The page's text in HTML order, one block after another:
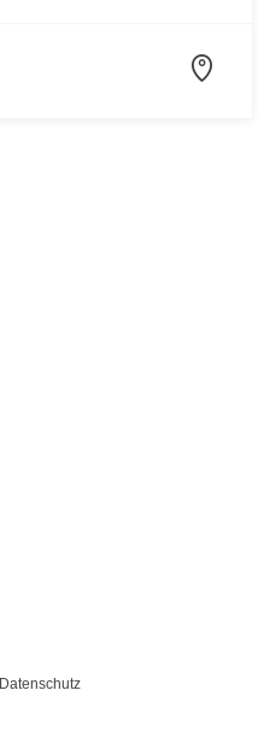
Datenschutz